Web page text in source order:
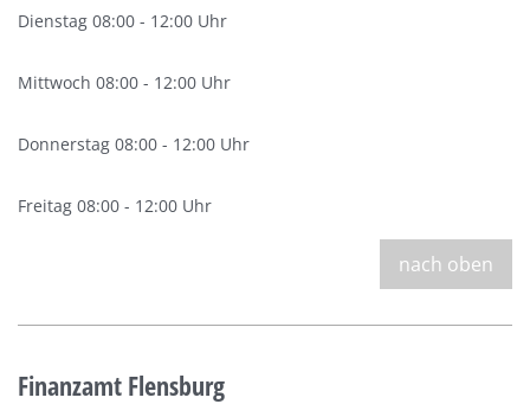
Dienstag 08:00 - 12:00 Uhr
Mittwoch 08:00 - 12:00 Uhr
Donnerstag 08:00 - 12:00 Uhr
Freitag 08:00 - 12:00 Uhr
nach oben
Finanzamt Flensburg